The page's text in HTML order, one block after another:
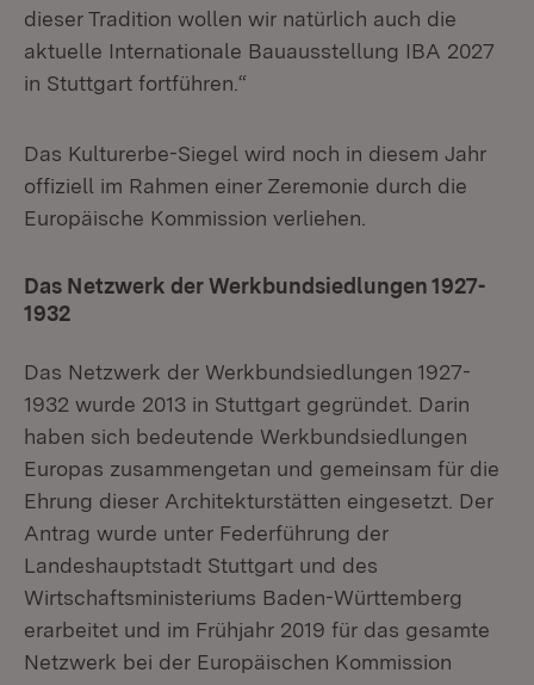
dieser Tradition wollen wir natürlich auch die
aktuelle Internationale Bauausstellung IBA 2027
in Stuttgart fortführen.“
Das Kulturerbe-Siegel wird noch in diesem Jahr
offiziell im Rahmen einer Zeremonie durch die
Europäische Kommission verliehen.
Das Netzwerk der Werkbundsiedlungen 1927-
1932
Das Netzwerk der Werkbundsiedlungen 1927-
1932 wurde 2013 in Stuttgart gegründet. Darin
haben sich bedeutende Werkbundsiedlungen
Europas zusammengetan und gemeinsam für die
Ehrung dieser Architekturstätten eingesetzt. Der
Antrag wurde unter Federführung der
Landeshauptstadt Stuttgart und des
Wirtschaftsministeriums Baden-Württemberg
erarbeitet und im Frühjahr 2019 für das gesamte
Netzwerk bei der Europäischen Kommission